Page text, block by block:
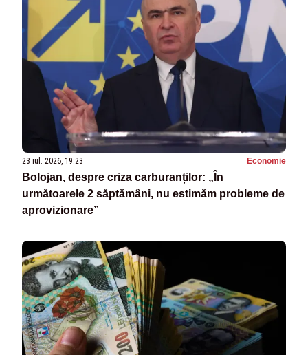
23 iul. 2026, 19:23 Economie
Bolojan, despre criza carburanților: „În
următoarele 2 săptămâni, nu estimăm probleme de
aprovizionare”